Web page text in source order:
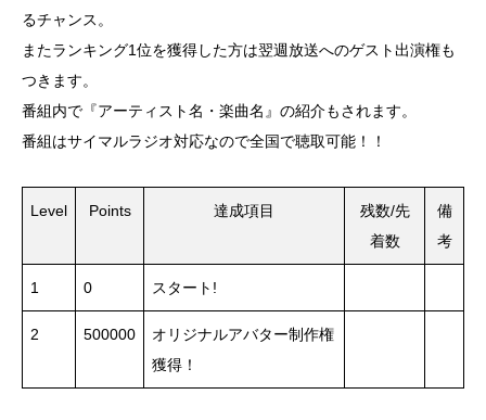
るチャンス。
またランキング1位を獲得した方は翌週放送へのゲスト出演権も
つきます。
番組内で『アーティスト名・楽曲名』の紹介もされます。
番組はサイマルラジオ対応なので全国で聴取可能！！
Level Points 達成項目
残数/先
着数
備
考
1 0 スタート!
2 500000
オリジナルアバター制作権
獲得！